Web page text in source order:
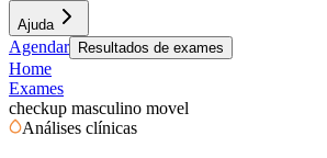
Ajuda
Agendar Resultados de exames
Home
Exames
checkup masculino movel
Análises clínicas